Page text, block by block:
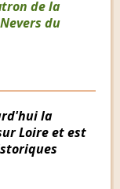
de la
du
la
Loire et est